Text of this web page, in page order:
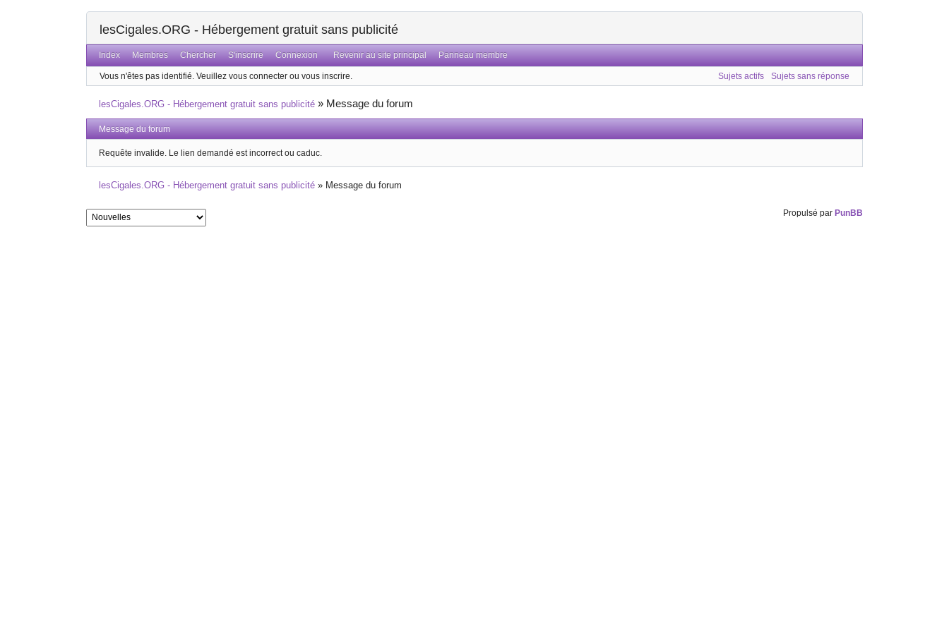
lesCigales.ORG - Hébergement gratuit sans publicité
Index Membres Chercher S'inscrire Connexion Revenir au site principal Panneau membre
Vous n'êtes pas identifié. Veuillez vous connecter ou vous inscrire. Sujets actifs Sujets sans réponse
lesCigales.ORG - Hébergement gratuit sans publicité » Message du forum
Message du forum
Requête invalide. Le lien demandé est incorrect ou caduc.
lesCigales.ORG - Hébergement gratuit sans publicité » Message du forum
Propulsé par PunBB